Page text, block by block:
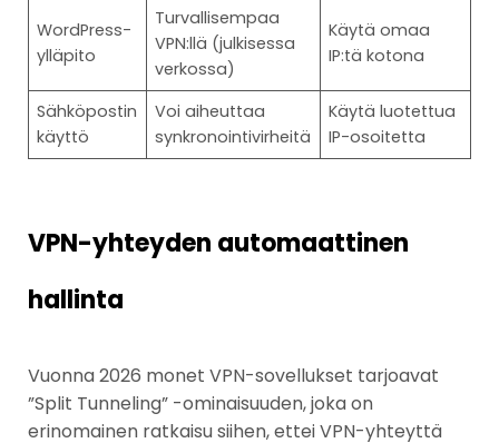
WordPress-
ylläpito
Turvallisempaa
VPN:llä (julkisessa
verkossa)
Käytä omaa
IP:tä kotona
Sähköpostin
käyttö
Voi aiheuttaa
synkronointivirheitä
Käytä luotettua
IP-osoitetta
VPN-yhteyden automaattinen
hallinta
Vuonna 2026 monet VPN-sovellukset tarjoavat
”Split Tunneling” -ominaisuuden, joka on
erinomainen ratkaisu siihen, ettei VPN-yhteyttä